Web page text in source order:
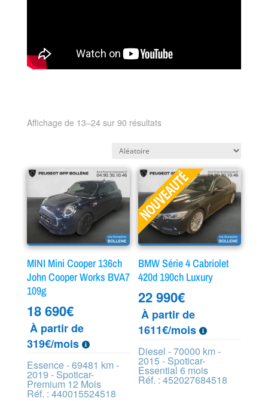
Affichage de 13–24 sur 90 résultats
MINI Mini Cooper 136ch
John Cooper Works BVA7
109g
18 690€
À partir de
319€/mois
Essence - 69481 km -
2019 - Spoticar-
Premium 12 Mois
Réf. : 440015524518
BMW Série 4 Cabriolet
420d 190ch Luxury
22 990€
À partir de
1611€/mois
Diesel - 70000 km -
2015 - Spoticar-
Essential 6 mois
Réf. : 452027684518